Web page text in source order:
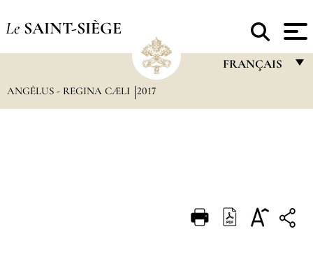
Le SAINT-SIÈGE
FRANÇAIS
DEUTSCH
ANGÉLUS - REGINA CÆLI 2017